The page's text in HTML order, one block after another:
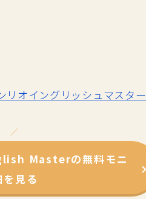
リオイングリッシュマスター
Masterの無料モニ
見る